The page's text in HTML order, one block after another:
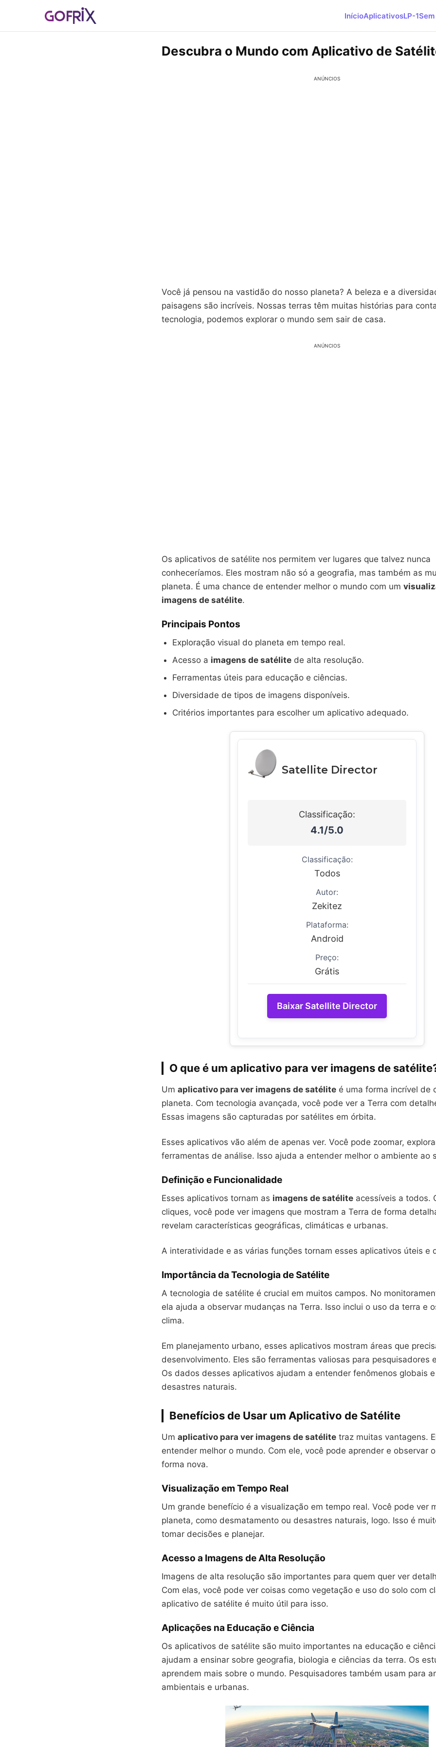
InícioAplicativosLP-1
Descubra o Mundo com Aplicativo de
ANÚNCIOS
Você já pensou na vastidão do nosso planeta? A beleza e a
paisagens são incríveis. Nossas terras têm muitas histórias para
tecnologia, podemos explorar o mundo sem sair de casa.
ANÚNCIOS
Os aplicativos de satélite nos permitem ver lugares que talvez nunca
conheceríamos. Eles mostram não só a geografia, mas também as
planeta. É uma chance de entender melhor o mundo com um
imagens de satélite.
Principais Pontos
Exploração visual do planeta em tempo real.
Acesso a imagens de satélite de alta resolução.
Ferramentas úteis para educação e ciências.
Diversidade de tipos de imagens disponíveis.
Critérios importantes para escolher um aplicativo adequado.
Satellite Director
Classificação:
4.1/5.0
Classificação:
Todos
Autor:
Zekitez
Plataforma:
Android
Preço:
Grátis
Baixar Satellite Director
O que é um aplicativo para ver imagens de
Um aplicativo para ver imagens de satélite é uma forma incrível de
planeta. Com tecnologia avançada, você pode ver a Terra com
Essas imagens são capturadas por satélites em órbita.
Esses aplicativos vão além de apenas ver. Você pode zoomar,
ferramentas de análise. Isso ajuda a entender melhor o ambiente ao
Definição e Funcionalidade
Esses aplicativos tornam as imagens de satélite acessíveis a todos.
cliques, você pode ver imagens que mostram a Terra de forma
revelam características geográficas, climáticas e urbanas.
A interatividade e as várias funções tornam esses aplicativos úteis e
Importância da Tecnologia de Satélite
A tecnologia de satélite é crucial em muitos campos. No
ela ajuda a observar mudanças na Terra. Isso inclui o uso da terra e
clima.
Em planejamento urbano, esses aplicativos mostram áreas que
desenvolvimento. Eles são ferramentas valiosas para pesquisadores
Os dados desses aplicativos ajudam a entender fenômenos globais
desastres naturais.
Benefícios de Usar um Aplicativo de Satélite
Um aplicativo para ver imagens de satélite traz muitas vantagens.
entender melhor o mundo. Com ele, você pode aprender e observar
forma nova.
Visualização em Tempo Real
Um grande benefício é a visualização em tempo real. Você pode ver
planeta, como desmatamento ou desastres naturais, logo. Isso é
tomar decisões e planejar.
Acesso a Imagens de Alta Resolução
Imagens de alta resolução são importantes para quem quer ver
Com elas, você pode ver coisas como vegetação e uso do solo com
aplicativo de satélite é muito útil para isso.
Aplicações na Educação e Ciência
Os aplicativos de satélite são muito importantes na educação e
ajudam a ensinar sobre geografia, biologia e ciências da terra. Os
aprendem mais sobre o mundo. Pesquisadores também usam para
ambientais e urbanas.